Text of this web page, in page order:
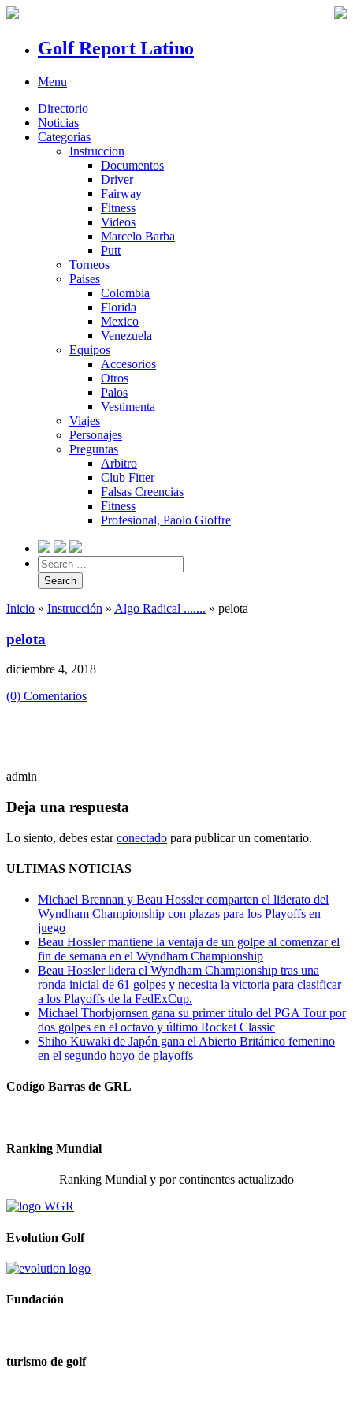
Golf Report Latino
Menu
Directorio
Noticias
Categorias
Instruccion
Documentos
Driver
Fairway
Fitness
Videos
Marcelo Barba
Putt
Torneos
Paises
Colombia
Florida
Mexico
Venezuela
Equipos
Accesorios
Otros
Palos
Vestimenta
Viajes
Personajes
Preguntas
Arbitro
Club Fitter
Falsas Creencias
Fitness
Profesional, Paolo Gioffre
Inicio » Instrucción » Algo Radical ....... » pelota
pelota
diciembre 4, 2018
(0) Comentarios
admin
Deja una respuesta
Lo siento, debes estarconectado para publicar un comentario.
ULTIMAS NOTICIAS
Michael Brennan y Beau Hossler comparten el liderato del
Wyndham Championship con plazas para los Playoffs en
juego
Beau Hossler mantiene la ventaja de un golpe al comenzar el
fin de semana en el Wyndham Championship
Beau Hossler lidera el Wyndham Championship tras una
ronda inicial de 61 golpes y necesita la victoria para clasificar
a los Playoffs de la FedExCup.
Michael Thorbjornsen gana su primer título del PGA Tour por
dos golpes en el octavo y último Rocket Classic
Shiho Kuwaki de Japón gana el Abierto Británico femenino
en el segundo hoyo de playoffs
Codigo Barras de GRL
Ranking Mundial
Ranking Mundial y por continentes actualizado
Evolution Golf
Fundación
turismo de golf